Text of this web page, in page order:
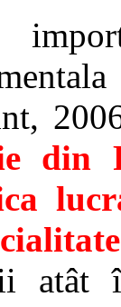
din
atât